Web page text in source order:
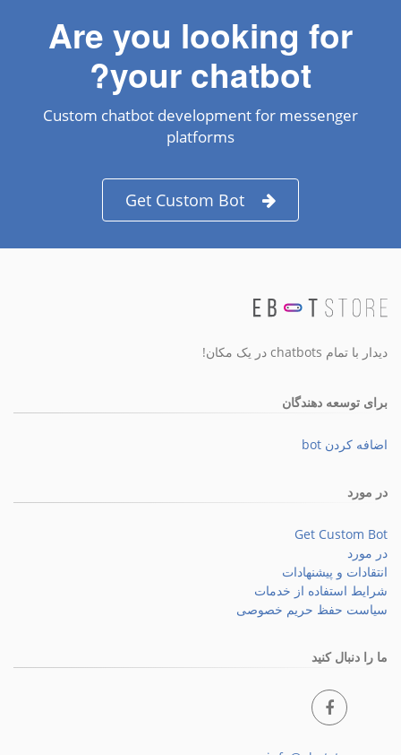
Are you looking for
your chatbot?
Custom chatbot development for messenger
platforms
Get Custom Bot
دیدار با تمام chatbots در یک مکان!
برای توسعه دهندگان
اضافه کردن bot
در مورد
Get Custom Bot
در مورد
انتقادات و پیشنهادات
شرایط استفاده از خدمات
سیاست حفظ حریم خصوصی
ما را دنبال کنید